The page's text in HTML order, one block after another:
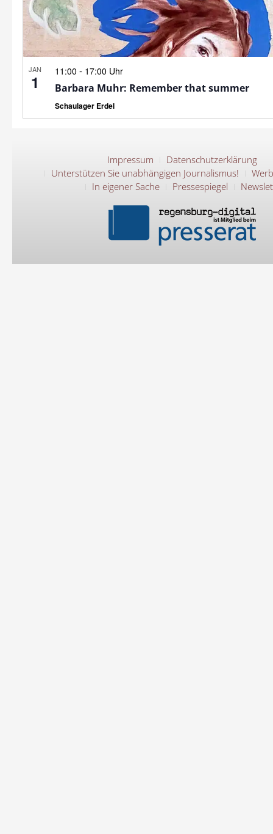
JAN
1
11:00 - 17:00 Uhr
Barbara Muhr: Remember that summer
Schaulager Erdel
Impressum
Datenschutzerklärung
Unterstützen Sie unabhängigen Journalismus!
In eigener Sache
Pressespiegel